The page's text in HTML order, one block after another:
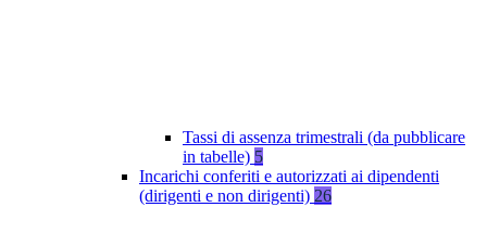
Tassi di assenza trimestrali (da pubblicare
in tabelle) 5
Incarichi conferiti e autorizzati ai dipendenti
(dirigenti e non dirigenti) 26